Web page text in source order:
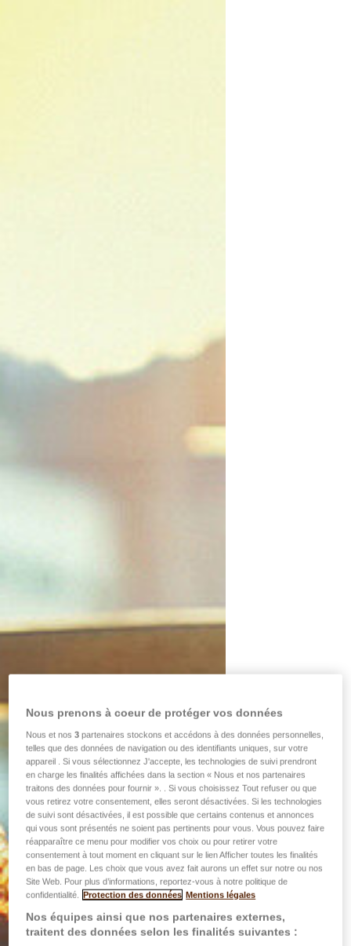
Nous prenons à coeur de protéger vos données
Nous et nos3 partenaires stockons et accédons à des données personnelles,
telles que des données de navigation ou des identifiants uniques, sur votre
appareil . Si vous sélectionnez J'accepte, les technologies de suivi prendront
en charge les finalités affichées dans la section « Nous et nos partenaires
traitons des données pour fournir ». . Si vous choisissez Tout refuser ou que
vous retirez votre consentement, elles seront désactivées. Si les technologies
de suivi sont désactivées, il est possible que certains contenus et annonces
qui vous sont présentés ne soient pas pertinents pour vous. Vous pouvez faire
réapparaître ce menu pour modifier vos choix ou pour retirer votre
consentement à tout moment en cliquant sur le lien Afficher toutes les finalités
en bas de page. Les choix que vous avez fait aurons un effet sur notre ou nos
Site Web. Pour plus d’informations, reportez-vous à notre politique de
confidentialité.
Protection des données Mentions légales
Nos équipes ainsi que nos partenaires externes,
traitent des données selon les finalités suivantes :